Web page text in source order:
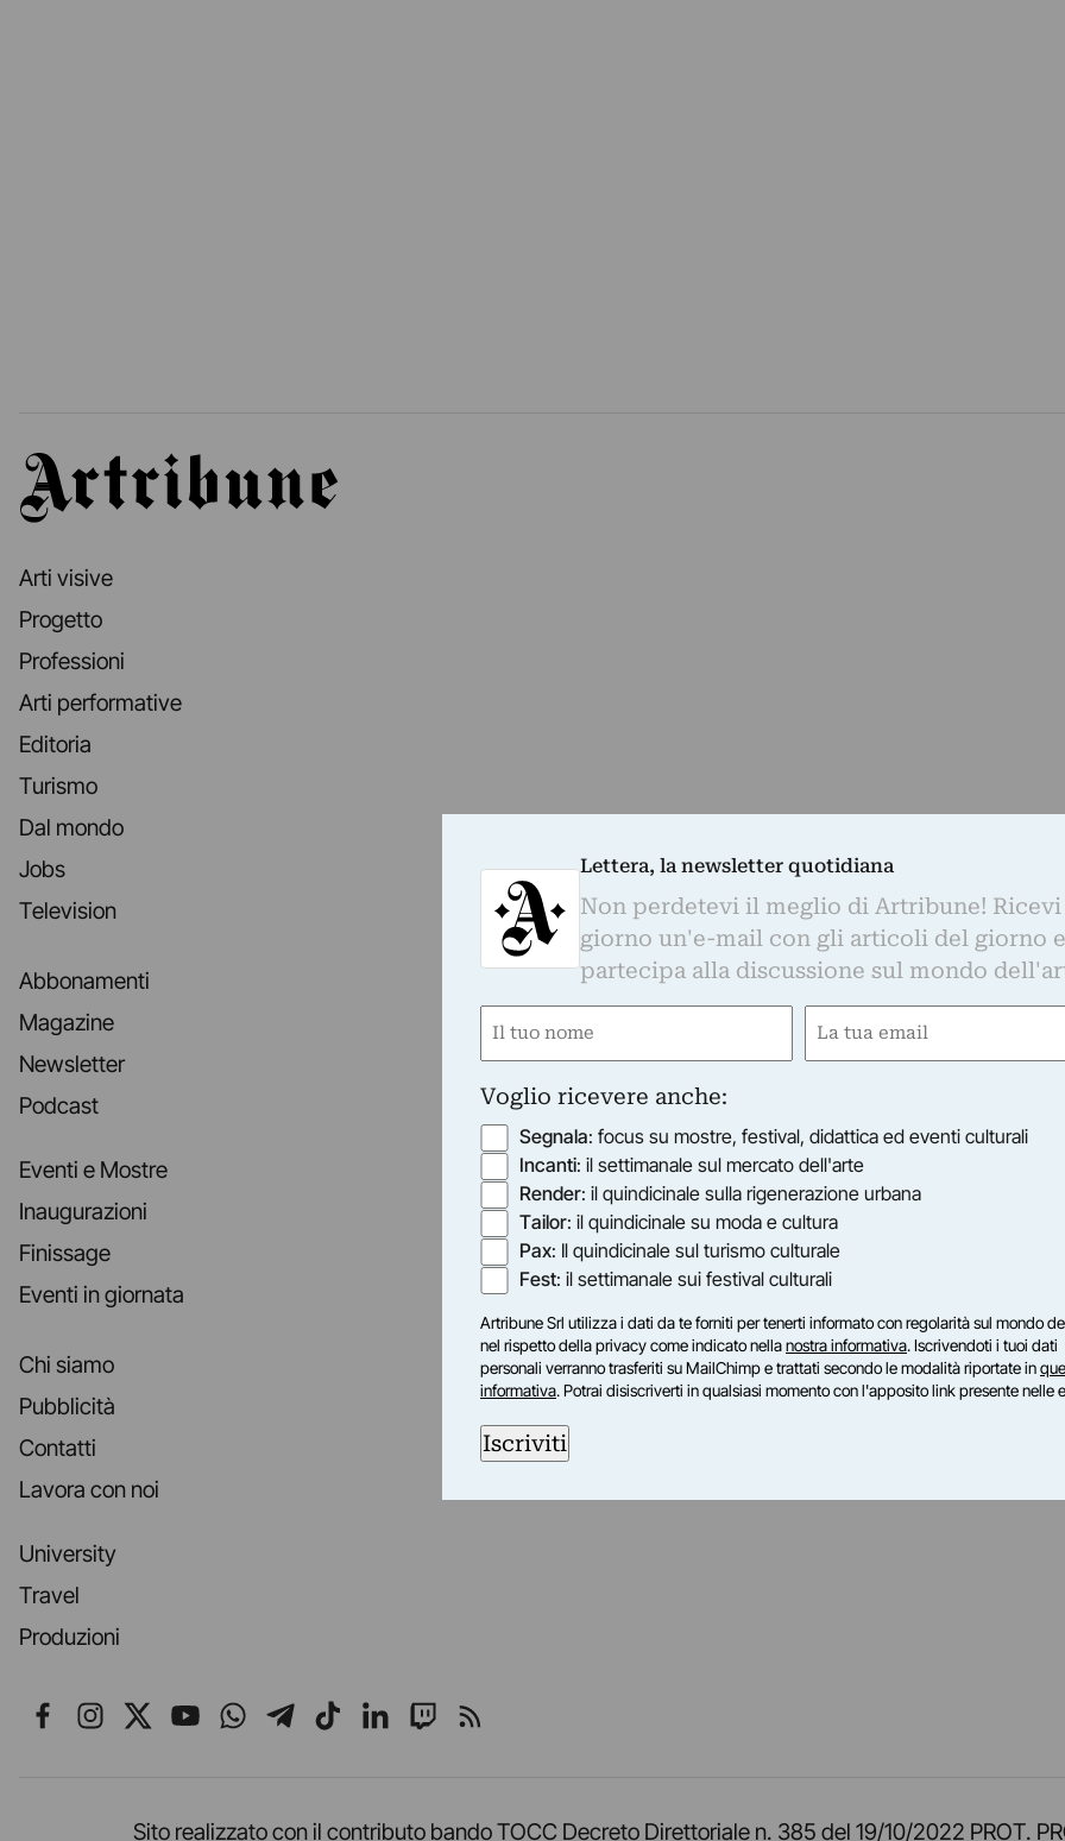
Artribune
Arti visive
Progetto
Professioni
Arti performative
Editoria
Turismo
Dal mondo
Jobs
Television
Abbonamenti
Magazine
Newsletter
Podcast
Eventi e Mostre
Inaugurazioni
Finissage
Eventi in giornata
Chi siamo
Pubblicità
Contatti
Lavora con noi
University
Travel
Produzioni
Seguici su Facebook
Seguici su Instagram
Seguici su X
Seguici su YouTube
Seguici su WhatsApp
Seguici su Telegram
Seguici su TikTok
Seguici su LinkedIn
Seguici su Twitch
Seguici su Rss
Sito realizzato con il contributo bando TOCC Decreto Direttoriale n. 385 del 19/10/2022 PROT.
Lettera, la newsletter quotidiana
Non perdetevi il meglio di Artribune! Ricevi
giorno un'e-mail con gli articoli del giorno e
partecipa alla discussione sul mondo
Nome
Email
Voglio ricevere anche:
Segnala: focus su mostre, festival, didattica ed eventi culturali
Incanti: il settimanale sul mercato dell'arte
Render: il quindicinale sulla rigenerazione urbana
Tailor: il quindicinale su moda e cultura
Pax: Il quindicinale sul turismo culturale
Fest: il settimanale sui festival culturali
Artribune Srl utilizza i dati da te forniti per tenerti informato con regolarità sul mondo
nel rispetto della privacy come indicato nellanostra informativa. Iscrivendoti i tuoi dati
personali verranno trasferiti su MailChimp e trattati secondo le modalità riportate in
informativa. Potrai disiscriverti in qualsiasi momento con l'apposito link presente nelle
Iscriviti